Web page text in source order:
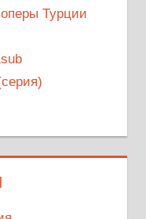
Турции